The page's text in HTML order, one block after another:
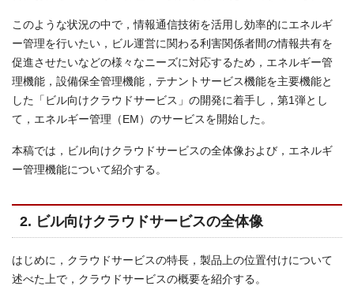
このような状況の中で，情報通信技術を活用し効率的にエネルギ
ー管理を行いたい，ビル運営に関わる利害関係者間の情報共有を
促進させたいなどの様々なニーズに対応するため，エネルギー管
理機能，設備保全管理機能，テナントサービス機能を主要機能と
した「ビル向けクラウドサービス」の開発に着手し，第1弾とし
て，エネルギー管理（EM）のサービスを開始した。
本稿では，ビル向けクラウドサービスの全体像および，エネルギ
ー管理機能について紹介する。
2. ビル向けクラウドサービスの全体像
はじめに，クラウドサービスの特長，製品上の位置付けについて
述べた上で，クラウドサービスの概要を紹介する。